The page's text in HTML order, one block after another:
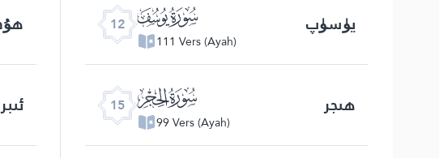
12 ﮘ
111 Vers (Ayah)
يۈسۈپ
15 ﮛ
99 Vers (Ayah)
ھىجر